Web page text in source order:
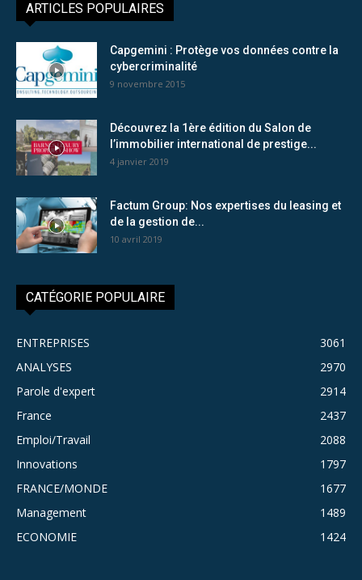
ARTICLES POPULAIRES
Capgemini : Protège vos données contre la
cybercriminalité
9 novembre 2015
Découvrez la 1ère édition du Salon de
l’immobilier international de prestige...
4 janvier 2019
Factum Group: Nos expertises du leasing et
de la gestion de...
10 avril 2019
CATÉGORIE POPULAIRE
ENTREPRISES
3061
ANALYSES
2970
Parole d'expert
2914
France
2437
Emploi/Travail
2088
Innovations
1797
FRANCE/MONDE
1677
Management
1489
ECONOMIE
1424